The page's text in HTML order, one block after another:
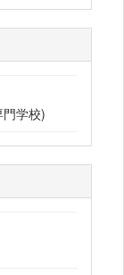
学校)